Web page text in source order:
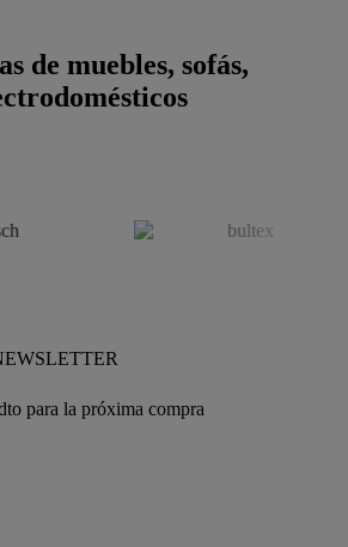
de muebles, sofás,
para la próxima compra